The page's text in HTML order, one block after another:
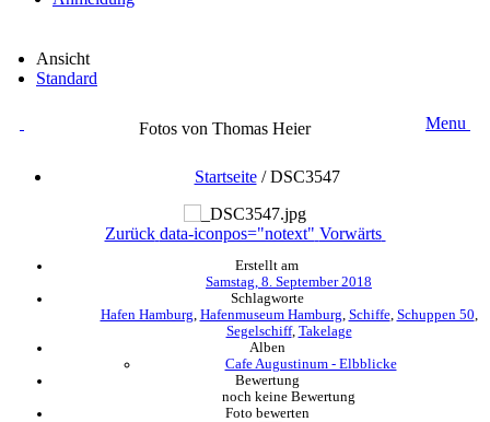
Ansicht
Standard
Fotos von Thomas Heier Menu
Startseite/DSC3547
Zurück data-iconpos="notext" Vorwärts
Erstellt am
Samstag, 8. September 2018
Schlagworte
Hafen Hamburg Hafenmuseum Hamburg Schiffe, Schuppen 50
Segelschiff, Takelage
Alben
Cafe Augustinum - Elbblicke
Bewertung
noch keine Bewertung
Foto bewerten